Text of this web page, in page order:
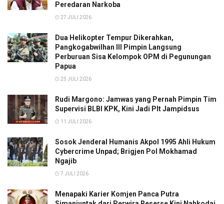
Peredaran Narkoba
27 JULI 2026
Dua Helikopter Tempur Dikerahkan,
Pangkogabwilhan III Pimpin Langsung
Perburuan Sisa Kelompok OPM di Pegunungan
Papua
25 JULI 2026
Rudi Margono: Jamwas yang Pernah Pimpin Tim
Supervisi BLBI KPK, Kini Jadi Plt Jampidsus
11 JULI 2026
Sosok Jenderal Humanis Akpol 1995 Ahli Hukum
Cybercrime Unpad; Brigjen Pol Mokhamad
Ngajib
7 JULI 2026
Menapaki Karier Komjen Panca Putra